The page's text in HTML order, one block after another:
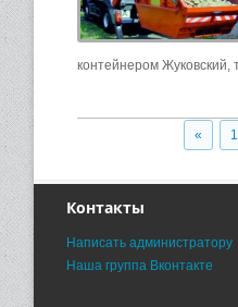
контейнером Жуковский,
« 1
Контакты
Написать администратору
Наша группа Вконтакте